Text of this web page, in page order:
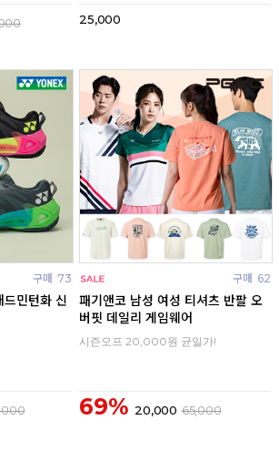
25,000
구매 73
민턴화 신
구매 62
패기앤코 남성 여성 티셔츠 반팔 오
버핏 데일리 게임웨어
시즌오프 20,000원 균일가!
69% 20,000 65,000